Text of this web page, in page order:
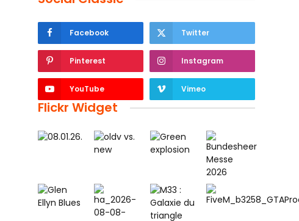
Facebook Twitter
Pinterest Instagram
YouTube Vimeo
Flickr Widget